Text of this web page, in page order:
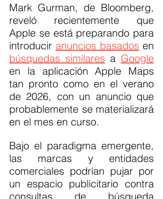
Mark Gurman, de Bloomberg,
reveló recientemente que
Apple se está preparando para
introducir anuncios basados
búsquedas similares a Google
en la aplicación Apple Maps
tan pronto como en el verano
de 2026, con un anuncio que
probablemente se materializará
en el mes en curso.
Bajo el paradigma emergente,
las marcas y entidades
comerciales podrían pujar por
un espacio publicitario contra
consultas de búsqueda